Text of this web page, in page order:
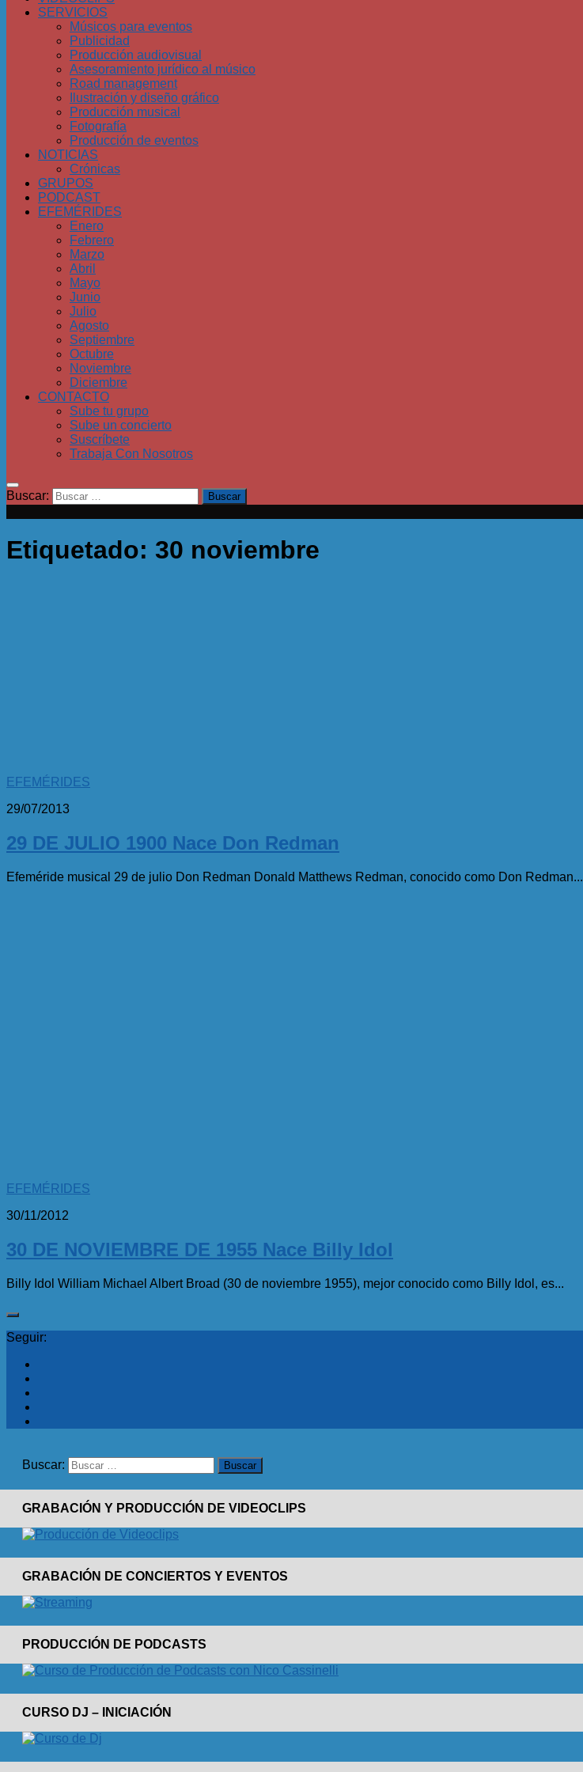
SERVICIOS
Músicos para eventos
Publicidad
Producción audiovisual
Asesoramiento jurídico al músico
Road management
Ilustración y diseño gráfico
Producción musical
Fotografía
Producción de eventos
NOTICIAS
Crónicas
GRUPOS
PODCAST
EFEMÉRIDES
Enero
Febrero
Marzo
Abril
Mayo
Junio
Julio
Agosto
Septiembre
Octubre
Noviembre
Diciembre
CONTACTO
Sube tu grupo
Sube un concierto
Suscríbete
Trabaja Con Nosotros
Buscar:
Etiquetado: 30 noviembre
EFEMÉRIDES
29/07/2013
29 DE JULIO 1900 Nace Don Redman
Efeméride musical 29 de julio Don Redman Donald Matthews Redman, conocido como Don Redman...
EFEMÉRIDES
30/11/2012
30 DE NOVIEMBRE DE 1955 Nace Billy Idol
Billy Idol William Michael Albert Broad (30 de noviembre 1955), mejor conocido como Billy Idol, es...
Seguir:
Buscar:
GRABACIÓN Y PRODUCCIÓN DE VIDEOCLIPS
GRABACIÓN DE CONCIERTOS Y EVENTOS
PRODUCCIÓN DE PODCASTS
CURSO DJ – INICIACIÓN